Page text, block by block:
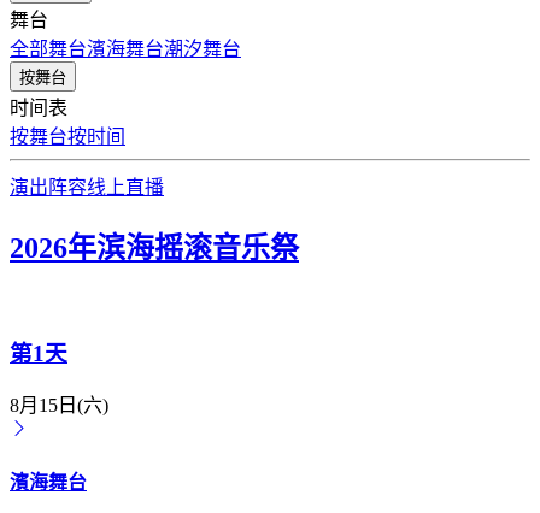
舞台
全部舞台濱海舞台潮汐舞台
按舞台
时间表
按舞台按时间
演出阵容线上直播
2026年滨海摇滚音乐祭
第1天
8月15日(六)
濱海舞台